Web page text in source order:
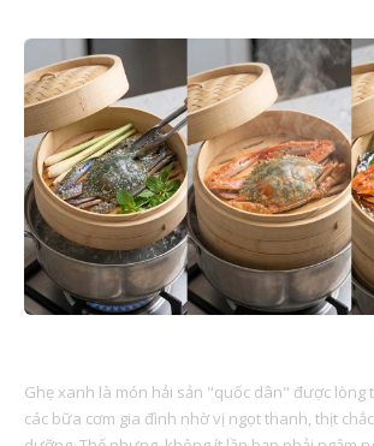
Ghẹ xanh là món hải sản "quốc dân" được lòng
các bữa cơm gia đình nhờ vị ngọt thanh, thịt